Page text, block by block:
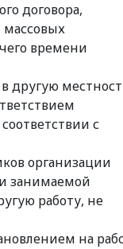
договора,
массовых
времени
другую
с
организации
занимаемой
работу, не
на